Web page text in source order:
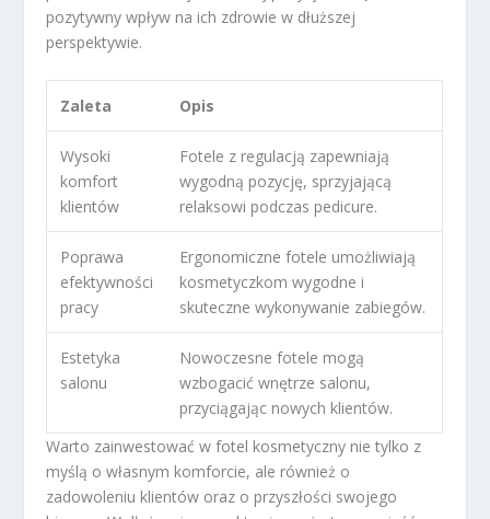
pozytywny wpływ na ich zdrowie w dłuższej
perspektywie.
Zaleta Opis
Wysoki
komfort
klientów
Fotele z regulacją zapewniają
wygodną pozycję, sprzyjającą
relaksowi podczas pedicure.
Poprawa
efektywności
pracy
Ergonomiczne fotele umożliwiają
kosmetyczkom wygodne i
skuteczne wykonywanie zabiegów.
Estetyka
salonu
Nowoczesne fotele mogą
wzbogacić wnętrze salonu,
przyciągając nowych klientów.
Warto zainwestować w fotel kosmetyczny nie tylko z
myślą o własnym komforcie, ale również o
zadowoleniu klientów oraz o przyszłości swojego